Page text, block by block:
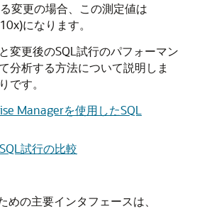
変更の場合、この測定値は
になります。
変更後のSQL試行のパフォーマン
分析する方法について説明しま
です。
Managerを使用したSQL
試行の比較
めの主要インタフェースは、